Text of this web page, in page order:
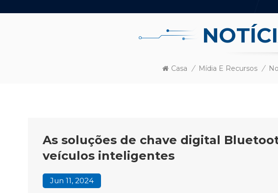
Casa / Mídia E Recursos /
As soluções de chave digital
veículos inteligentes
Jun 11, 2024